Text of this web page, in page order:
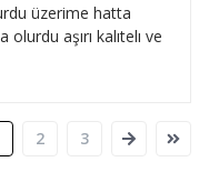
üzerime hatta
olurdu aşırı kalıtelı ve
2 3